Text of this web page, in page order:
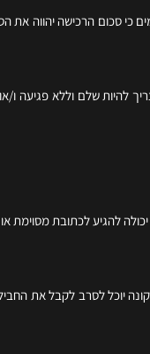
סכום הרכישה יהווה את
שלם וללא פגיעה ו/
להגיע לכתובת מסוימת
יוכל לסרב לקבל את